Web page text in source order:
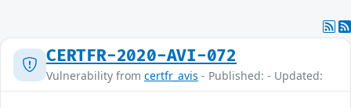
CERTFR-2020-AVI-072
Vulnerability from certfr_avis - Published: - Updated: